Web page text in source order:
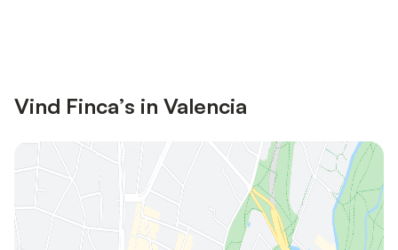
Vind Finca’s in Valencia